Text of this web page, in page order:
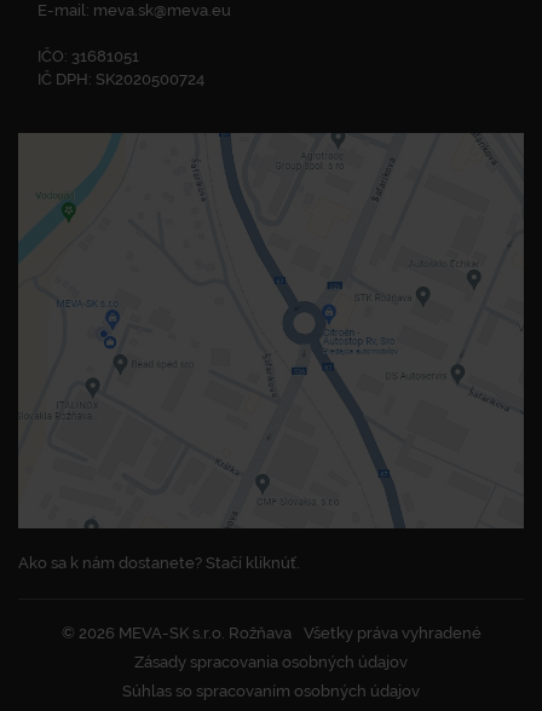
E-mail: meva.sk@meva.eu
IČO: 31681051
IČ DPH: SK2020500724
Ako sa k nám dostanete? Stačí kliknúť.
© 2026 MEVA-SK s.r.o. Rožňava
Všetky práva vyhradené
Zásady spracovania osobných údajov
Súhlas so spracovaním osobných údajov